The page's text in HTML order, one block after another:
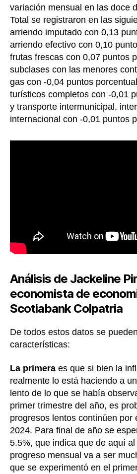
variación mensual en las doce
Total se registraron en las
arriendo imputado con 0,13
arriendo efectivo con 0,10
frutas frescas con 0,07 puntos
subclases con las menores
gas con -0,04 puntos
turísticos completos con -0,01
y transporte intermunicipal,
internacional con -0,01 puntos
Análisis de Jackeline
economista de
Scotiabank Colpatria
De todos estos datos se
características:
La primera es que si bien la
realmente lo está haciendo a
lento de lo que se había
primer trimestre del año, es
progresos lentos continúen por
2024. Para final de año se
5.5%, que indica que de aquí
progreso mensual va a ser
que se experimentó en el